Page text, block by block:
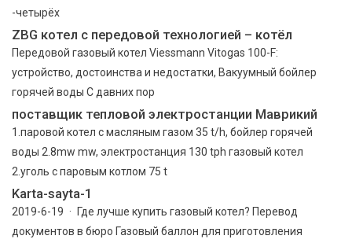
-четырёх
ZBG котел с передовой технологией – котёл
Передовой газовый котел Viessmann Vitogas 100-F:
устройство, достоинства и недостатки, Вакуумный бойлер
горячей воды С давних пор
поставщик тепловой электростанции Маврикий
1.паровой котел с масляным газом 35 t/h, бойлер горячей
воды 2.8mw mw, электростанция 130 tph газовый котел
2.уголь с паровым котлом 75 t
Karta-sayta-1
2019-6-19 · Где лучше купить газовый котел? Перевод
документов в бюро Газовый баллон для приготовления